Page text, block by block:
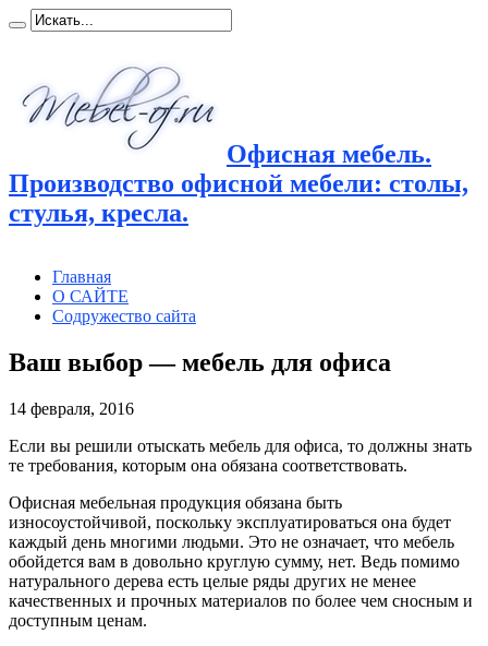
Офисная мебель.
Производство офисной мебели: столы,
стулья, кресла.
Главная
О САЙТЕ
Содружество сайта
Ваш выбор — мебель для офиса
14 февраля, 2016
Если вы решили отыскать мебель для офиса, то должны знать
те требования, которым она обязана соответствовать.
Офисная мебельная продукция обязана быть
износоустойчивой, поскольку эксплуатироваться она будет
каждый день многими людьми. Это не означает, что мебель
обойдется вам в довольно круглую сумму, нет. Ведь помимо
натурального дерева есть целые ряды других не менее
качественных и прочных материалов по более чем сносным и
доступным ценам.